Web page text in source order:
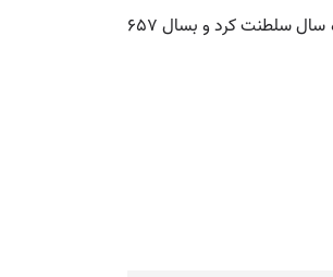
بدرالدین. [ ب َ رُدْ دی ] ( اِخ ) لؤلؤ فرمانروای مستقل و از اتابکان موصل بود. بعد از ناصرالدین محمودی، وی در امارت استقلال یافت. بدرالدین لؤلؤ پنجاه سال سلطنت کرد و بسال 657